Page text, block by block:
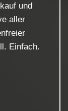
und
aller
Einfach.